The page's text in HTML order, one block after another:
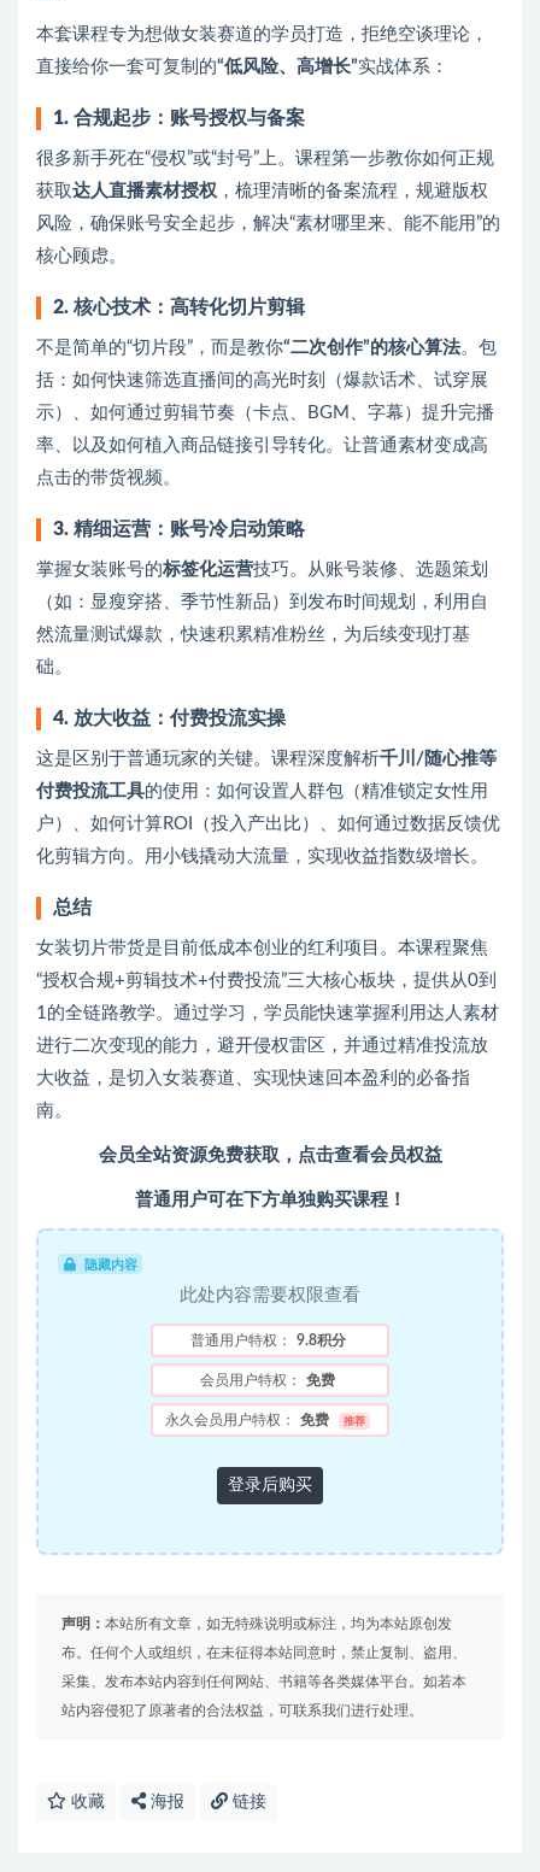
本套课程专为想做女装赛道的学员打造，拒绝空谈理论，
直接给你一套可复制的“低风险、高增长”实战体系：
1. 合规起步：账号授权与备案
很多新手死在“侵权”或“封号”上。课程第一步教你如何正规
获取达人直播素材授权 ，梳理清晰的备案流程，规避版权
风险，确保账号安全起步，解决“素材哪里来、能不能用”的
核心顾虑。
2. 核心技术：高转化切片剪辑
不是简单的“切片段”，而是教你“二次创作”的核心算法。包
括：如何快速筛选直播间的高光时刻（爆款话术、试穿展
示）、如何通过剪辑节奏（卡点、BGM、字幕）提升完播
率、以及如何植入商品链接引导转化。让普通素材变成高
点击的带货视频。
3. 精细运营：账号冷启动策略
掌握女装账号的标签化运营技巧。从账号装修、选题策划
（如：显瘦穿搭、季节性新品）到发布时间规划，利用自
然流量测试爆款，快速积累精准粉丝，为后续变现打基
础。
4. 放大收益：付费投流实操
这是区别于普通玩家的关键。课程深度解析千川/随心推等
付费投流工具的使用：如何设置人群包（精准锁定女性用
户）、如何计算ROI（投入产出比）、如何通过数据反馈优
化剪辑方向。用小钱撬动大流量，实现收益指数级增长。
总结
女装切片带货是目前低成本创业的红利项目。本课程聚焦
“授权合规+剪辑技术+付费投流”三大核心板块，提供从0到
1的全链路教学。通过学习，学员能快速掌握利用达人素材
进行二次变现的能力，避开侵权雷区，并通过精准投流放
大收益，是切入女装赛道、实现快速回本盈利的必备指
南。
会员全站资源免费获取， 点击查看会员权益
普通用户可在下方单独购买课程！
隐藏内容
此处内容需要权限查看
普通用户特权： 9.8积分
会员用户特权： 免费
永久会员用户特权： 免费 推荐
登录后购买
声明： 本站所有文章，如无特殊说明或标注，均为本站原创发
布。任何个人或组织，在未征得本站同意时，禁止复制、盗用、
采集、发布本站内容到任何网站、书籍等各类媒体平台。如若本
站内容侵犯了原著者的合法权益，可联系我们进行处理。
收藏 海报 链接